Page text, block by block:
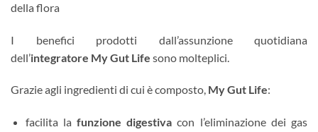
della flora
I benefici prodotti dall’assunzione quotidiana
dell’integratore My Gut Life sono molteplici.
Grazie agli ingredienti di cui è composto, My Gut Life:
facilita la funzione digestiva con l’eliminazione dei gas